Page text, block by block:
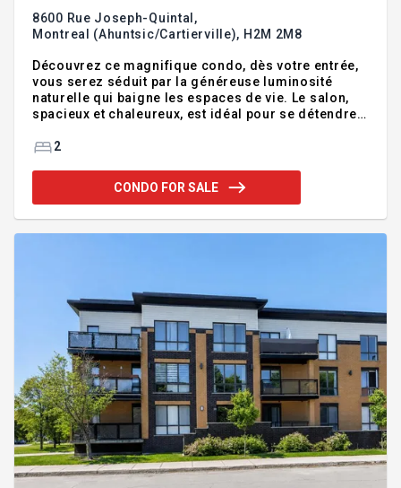
8600 Rue Joseph-Quintal,
Montreal (Ahuntsic/Cartierville), H2M 2M8
Découvrez ce magnifique condo, dès votre entrée,
vous serez séduit par la généreuse luminosité
naturelle qui baigne les espaces de vie. Le salon,
spacieux et chaleureux, est idéal pour se détendre
polyvalente offre une grande flexibilité et peut être
de détente, selon vos besoins. Vous apprécierez
également la vaste terrasse privée sur le toit,
2
CONDO FOR SALE